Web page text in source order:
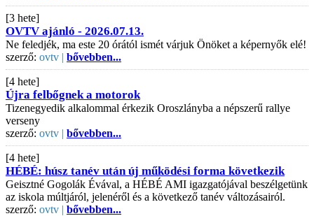
[3 hete]
OVTV ajánló - 2026.07.13.
Ne feledjék, ma este 20 órától ismét várjuk Önöket a képernyők elé!
szerző: ovtv | bővebben...
[4 hete]
Újra felbőgnek a motorok
Tizenegyedik alkalommal érkezik Oroszlányba a népszerű rallye
verseny
szerző: ovtv | bővebben...
[4 hete]
HÉBÉ: húsz tanév után új működési forma következik
Geisztné Gogolák Évával, a HÉBÉ AMI igazgatójával beszélgetünk
az iskola múltjáról, jelenéről és a következő tanév változásairól.
szerző: ovtv | bővebben...